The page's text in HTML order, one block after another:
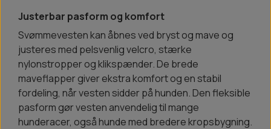
Justerbar pasform og komfort
Svømmevesten kan åbnes ved bryst og mave og
justeres med pelsvenlig velcro, stærke
nylonstropper og klikspænder. De brede
maveflapper giver ekstra komfort og en stabil
fordeling, når vesten sidder på hunden. Den fleksible
pasform gør vesten anvendelig til mange
hunderacer, også hunde med bredere kropsbygning.